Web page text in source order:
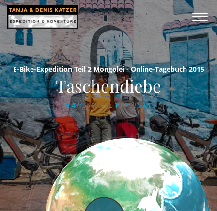
E-Bike-Expedition Teil 2 Mongolei - Online-Tagebuch 2015
Taschendiebe
N 47°55’08.9’’ E 106°53’50.1’’